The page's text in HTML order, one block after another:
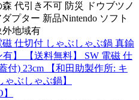
代引き不可 防災 ドウブツノ
プター 新品Nintendo ソフト
外地域有
仕切付 しゃぶしゃぶ鍋 真鍮
】 【送料無料】 SW 電磁 仕
付) 23cm 【和田助製作所: キ
ぶしゃぶ鍋】